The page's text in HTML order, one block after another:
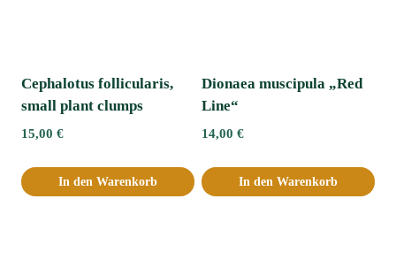
Cephalotus follicularis,
small plant clumps
15,00 €
In den Warenkorb
Dionaea muscipula „Red
Line“
14,00 €
In den Warenkorb